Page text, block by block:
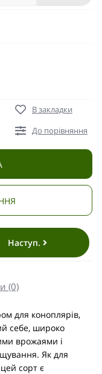
В закладки
До порівняння
Наступ.
(0)
для коноплярів,
себе, широко
врожаями і
Як для
цей сорт є